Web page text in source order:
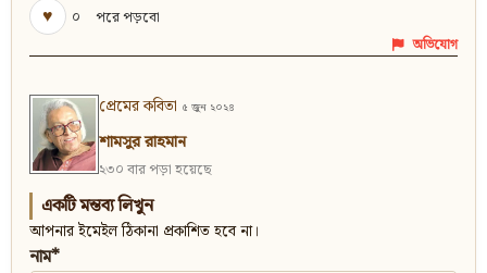
♥
০ পরে পড়বো
অভিযোগ
প্রেমের কবিতা ৫ জুন ২০২৪
শামসুর রাহমান
২৩০ বার পড়া হয়েছে
একটি মন্তব্য লিখুন
আপনার ইমেইল ঠিকানা প্রকাশিত হবে না।
নাম*